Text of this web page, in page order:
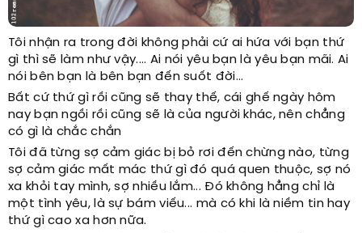
Tôi nhận ra trong đời không phải cứ ai hứa với bạn thứ
gì thì sẽ làm như vậy.... Ai nói yêu bạn là yêu bạn mãi. Ai
nói bên bạn là bên bạn đến suốt đời...
Bất cứ thứ gì rồi cũng sẽ thay thế, cái ghế ngày hôm
nay bạn ngồi rồi cũng sẽ là của người khác, nên chẳng
có gì là chắc chắn
Tôi đã từng sợ cảm giác bị bỏ rơi đến chừng nào, từng
sợ cảm giác mất mác thứ gì đó quá quen thuộc, sợ nó
xa khỏi tay mình, sợ nhiều lắm... Đó không hẳng chỉ là
một tình yêu, là sự bám viếu... mà có khi là niềm tin hay
thứ gì cao xa hơn nữa.